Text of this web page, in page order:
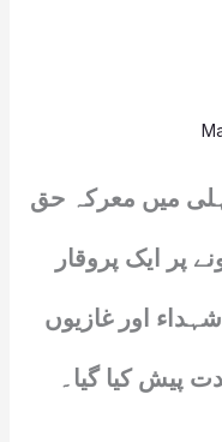
میں معرکہ حق
پر ایک پروقار
اور غازیوں
پیش کیا گیا۔